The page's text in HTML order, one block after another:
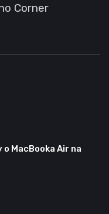
Corner
MacBooka Air na